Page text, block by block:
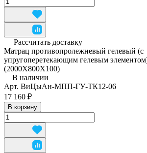
Рассчитать доставку
Матрац противопролежневый гелевый (с
упругоперетекающим гелевым
(2000Х800Х100)
В наличии
Арт. ВиЦыАн-МПП-ГУ-ТК12-06
17 160 ₽
В корзину